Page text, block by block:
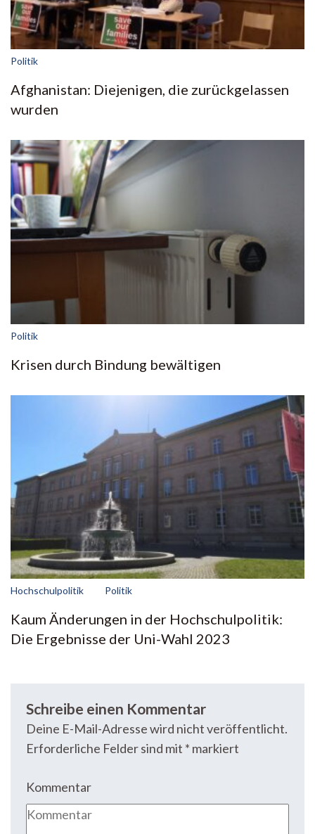
Politik
Afghanistan: Diejenigen, die zurückgelassen
wurden
Politik
Krisen durch Bindung bewältigen
Hochschulpolitik Politik
Kaum Änderungen in der Hochschulpolitik:
Die Ergebnisse der Uni-Wahl 2023
Schreibe einen Kommentar
Deine E-Mail-Adresse wird nicht veröffentlicht.
Erforderliche Felder sind mit * markiert
Kommentar